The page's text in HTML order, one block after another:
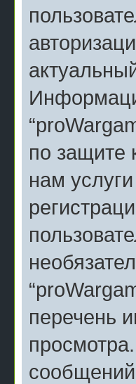
по защите
нам
перечень